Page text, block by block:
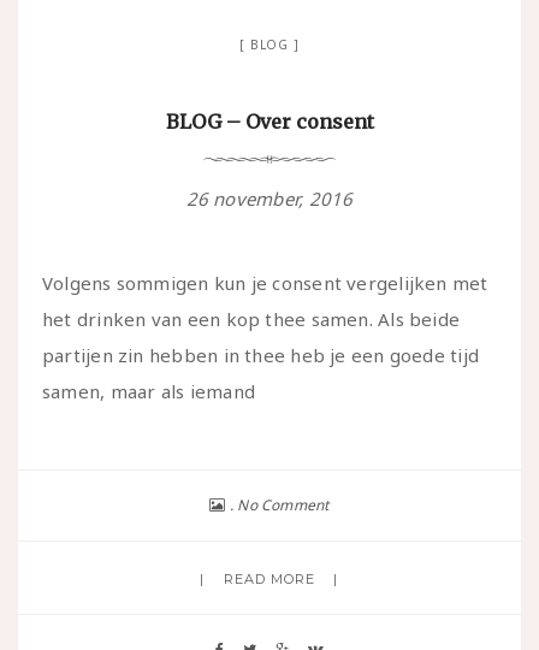
BLOG
BLOG – Over consent
26 november, 2016
Volgens sommigen kun je consent vergelijken met
het drinken van een kop thee samen. Als beide
partijen zin hebben in thee heb je een goede tijd
samen, maar als iemand
No Comment
READ MORE